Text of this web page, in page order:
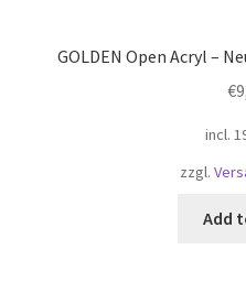
GOLDEN Open Acryl –
€
incl.
zzgl.
Add